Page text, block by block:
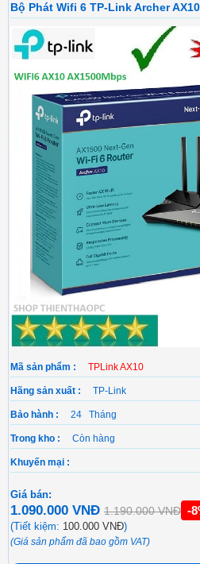
Bộ Phát Wifi 6 TP-Link Archer
Mã sản phẩm : TPLink AX10
Hãng sản xuất : TP-Link
Bảo hành : 24 Tháng
Trong kho : Còn hàng
Khuyến mại :
Giá bán:
1.090.000 VNĐ 1.190.000 VNĐ -
(Tiết kiệm: 100.000 VNĐ)
(Giá sản phẩm đã bao gồm VAT)